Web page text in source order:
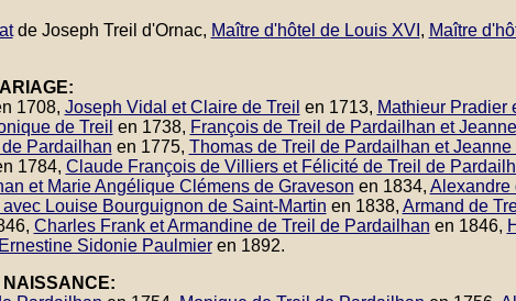
de Joseph Treil d'Ornac, Maître d'hôtel de Louis XVI , Maître
1708, Joseph Vidal et Claire de Treil en 1713, Mathieur Pradier
de Treil en 1738, François de Treil de Pardailhan et
Pardailhan en 1775, Thomas de Treil de Pardailhan et
1784, Claude François de Villiers et Félicité de Treil de
et Marie Angélique Clémens de Graveson en 1834, Alexandre
Louise Bourguignon de Saint-Martin en 1838, Armand de
Charles Frank et Armandine de Treil de Pardailhan en 1846,
Sidonie Paulmieren 1892.